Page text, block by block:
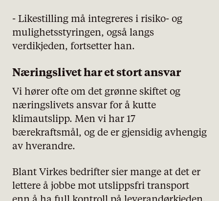
- Likestilling må integreres i risiko- og
mulighetsstyringen, også langs
verdikjeden, fortsetter han.
Næringslivet har et stort ansvar
Vi hører ofte om det grønne skiftet og
næringslivets ansvar for å kutte
klimautslipp. Men vi har 17
bærekraftsmål, og de er gjensidig avhengig
av hverandre.
Blant Virkes bedrifter sier mange at det er
lettere å jobbe mot utslippsfri transport